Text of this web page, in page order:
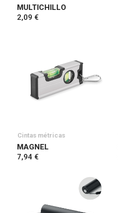
MULTICHILLO
2,09 €
Cintas métricas
MAGNEL
7,94 €